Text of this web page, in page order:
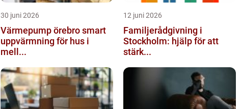
30 juni 2026
Värmepump örebro smart
uppvärmning för hus i
mell...
12 juni 2026
Familjerådgivning i
Stockholm: hjälp för att
stärk...